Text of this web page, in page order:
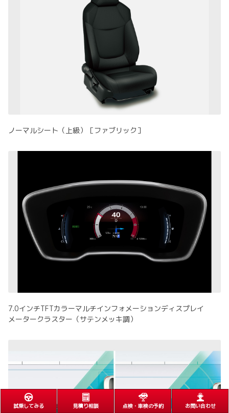
ノーマルシート（上級）［ファブリック］
7.0インチTFTカラーマルチインフォメーションディスプレイ
メータークラスター（サテンメッキ調）
試乗してみる 見積り相談 点検・車検の予約 お問い合わせ